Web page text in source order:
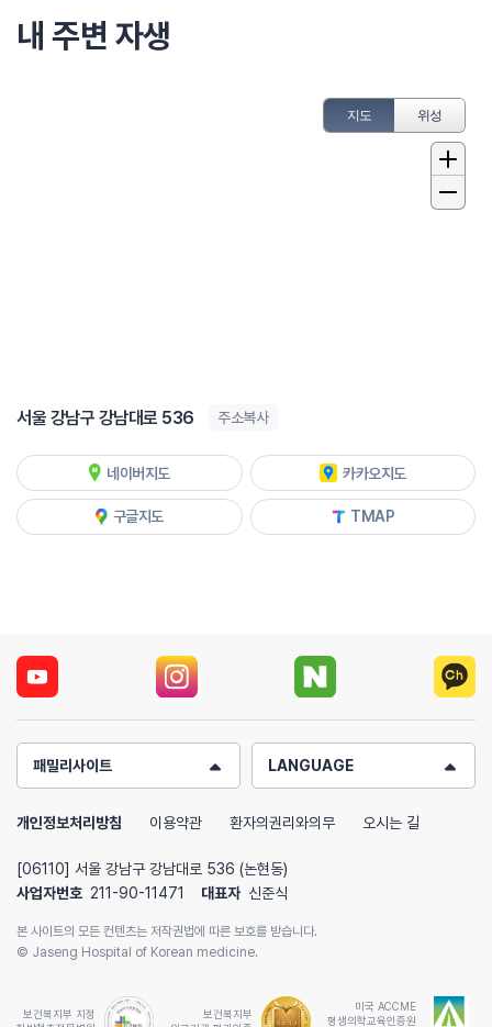
내 주변 자생
지도 위성
서울 강남구 강남대로 536 주소복사
네이버지도 카카오지도
구글지도 TMAP
패밀리사이트 LANGUAGE
개인정보처리방침 이용약관 환자의권리와의무 오시는 길
[06110] 서울 강남구 강남대로 536 (논현동)
사업자번호 211-90-11471 대표자 신준식
본 사이트의 모든 컨텐츠는 저작권법에 따른 보호를 받습니다.
© Jaseng Hospital of Korean medicine.
보건복지부 지정
보건복지부
미국 ACCME
평생의학교육인증원